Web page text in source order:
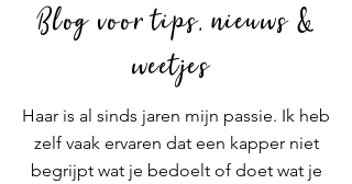
Blog voor tips, nieuws &
weetjes
Haar is al sinds jaren mijn passie. Ik heb
zelf vaak ervaren dat een kapper niet
begrijpt wat je bedoelt of doet wat je